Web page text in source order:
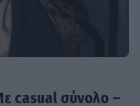
casual σύνολο –